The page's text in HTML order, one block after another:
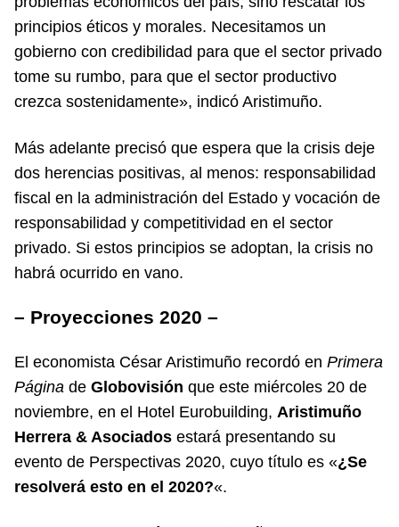
principios éticos y morales. Necesitamos un
gobierno con credibilidad para que el sector privado
tome su rumbo, para que el sector productivo
crezca sostenidamente», indicó Aristimuño.
Más adelante precisó que espera que la crisis deje
dos herencias positivas, al menos: responsabilidad
fiscal en la administración del Estado y vocación de
responsabilidad y competitividad en el sector
privado. Si estos principios se adoptan, la crisis no
habrá ocurrido en vano.
– Proyecciones 2020 –
El economista César Aristimuño recordó en Primera
Página de Globovisión que este miércoles 20 de
noviembre, en el Hotel Eurobuilding, Aristimuño
Herrera & Asociados estará presentando su
evento de Perspectivas 2020, cuyo título es «¿Se
resolverá esto en el 2020?«.